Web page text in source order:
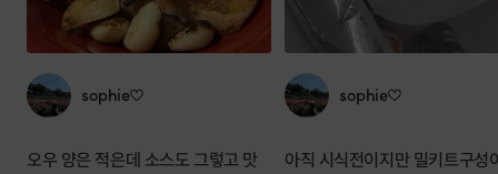
sophie♡
오우 양은 적은데 소스도 그렇고 맛
sophie♡
아직 시식전이지만 밀키트구성